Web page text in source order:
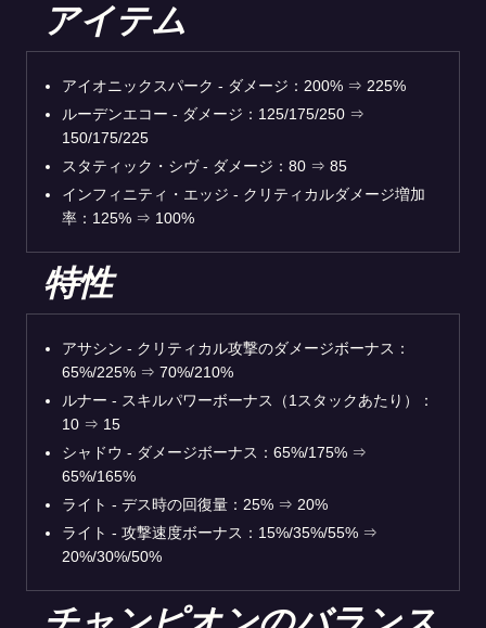
アイテム
アイオニックスパーク - ダメージ：200% ⇒ 225%
ルーデンエコー - ダメージ：125/175/250 ⇒
150/175/225
スタティック・シヴ - ダメージ：80 ⇒ 85
インフィニティ・エッジ - クリティカルダメージ増加
率：125% ⇒ 100%
特性
アサシン - クリティカル攻撃のダメージボーナス：
65%/225% ⇒ 70%/210%
ルナー - スキルパワーボーナス（1スタックあたり）：
10 ⇒ 15
シャドウ - ダメージボーナス：65%/175% ⇒
65%/165%
ライト - デス時の回復量：25% ⇒ 20%
ライト - 攻撃速度ボーナス：15%/35%/55% ⇒
20%/30%/50%